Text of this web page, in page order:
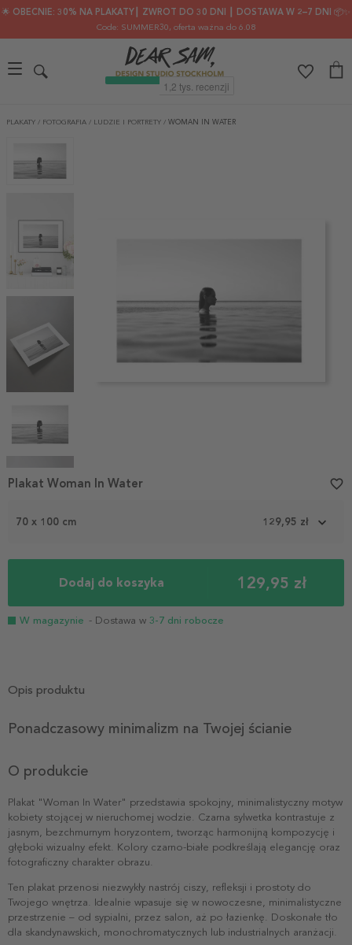
🌟 OBECNIE: 30% NA PLAKATY┃ ZWROT DO 30 DNI ┃ DOSTAWA W 2–7 DNI 📦✨
Code: SUMMER30, oferta ważna do 6.08
PLAKATY / FOTOGRAFIA / LUDZIE I PORTRETY / WOMAN IN WATER
Item
6
70 x 100 cm 129,95 zł
Dodaj do koszyka 129,95 zł
W magazynie - Dostawa w 3-7 dni robocze
Plakat Woman In Water favorite_border
Opis produktu
Ponadczasowy minimalizm na Twojej ścianie
O produkcie
Plakat "Woman In Water" przedstawia spokojny, minimalistyczny motyw
kobiety stojącej w nieruchomej wodzie. Czarna sylwetka kontrastuje z
jasnym, bezchmurnym horyzontem, tworząc harmonijną kompozycję i
głęboki wizualny efekt. Kolory czarno-białe podkreślają elegancję oraz
fotograficzny charakter obrazu.
Ten plakat przenosi niezwykły nastrój ciszy, refleksji i prostoty do
Twojego wnętrza. Idealnie wpasuje się w nowoczesne, minimalistyczne
przestrzenie – od sypialni, przez salon, aż po łazienkę. Doskonałe tło
dla skandynawskich, monochromatycznych lub industrialnych aranżacji.